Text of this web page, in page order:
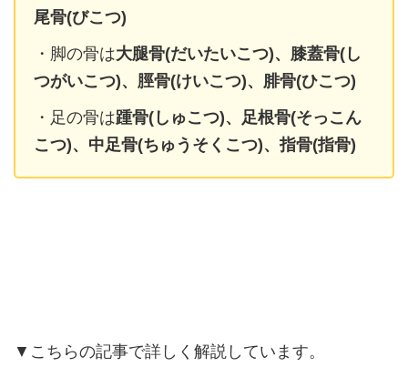
尾骨(びこつ)
・脚の骨は大腿骨(だいたいこつ)、膝蓋骨(し
つがいこつ)、脛骨(けいこつ)、腓骨(ひこつ)
・足の骨は踵骨(しゅこつ)、足根骨(そっこん
こつ)、中足骨(ちゅうそくこつ)、指骨(指骨)
▼こちらの記事で詳しく解説しています。